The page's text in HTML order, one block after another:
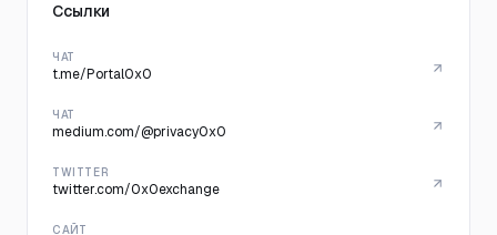
Ссылки
ЧАТ
t.me/Portal0x0
ЧАТ
medium.com/@privacy0x0
TWITTER
twitter.com/0x0exchange
САЙТ